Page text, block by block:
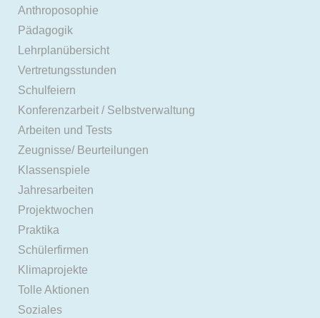
Anthroposophie
Pädagogik
Lehrplanübersicht
Vertretungsstunden
Schulfeiern
Konferenzarbeit / Selbstverwaltung
Arbeiten und Tests
Zeugnisse/ Beurteilungen
Klassenspiele
Jahresarbeiten
Projektwochen
Praktika
Schülerfirmen
Klimaprojekte
Tolle Aktionen
Soziales